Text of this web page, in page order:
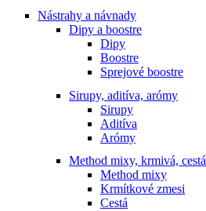
Nástrahy a návnady
Dipy a boostre
Dipy
Boostre
Sprejové boostre
Sirupy, aditíva, arómy
Sirupy
Aditíva
Arómy
Method mixy, krmivá, cestá
Method mixy
Krmítkové zmesi
Cestá